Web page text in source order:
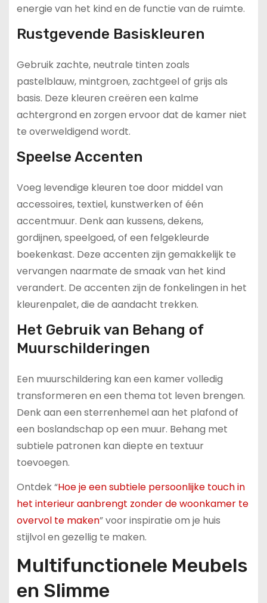
energie van het kind en de functie van de ruimte.
Rustgevende Basiskleuren
Gebruik zachte, neutrale tinten zoals
pastelblauw, mintgroen, zachtgeel of grijs als
basis. Deze kleuren creëren een kalme
achtergrond en zorgen ervoor dat de kamer niet
te overweldigend wordt.
Speelse Accenten
Voeg levendige kleuren toe door middel van
accessoires, textiel, kunstwerken of één
accentmuur. Denk aan kussens, dekens,
gordijnen, speelgoed, of een felgekleurde
boekenkast. Deze accenten zijn gemakkelijk te
vervangen naarmate de smaak van het kind
verandert. De accenten zijn de fonkelingen in het
kleurenpalet, die de aandacht trekken.
Het Gebruik van Behang of
Muurschilderingen
Een muurschildering kan een kamer volledig
transformeren en een thema tot leven brengen.
Denk aan een sterrenhemel aan het plafond of
een boslandschap op een muur. Behang met
subtiele patronen kan diepte en textuur
toevoegen.
Ontdek “Hoe je een subtiele persoonlijke touch in
het interieur aanbrengt zonder de woonkamer te
overvol te maken” voor inspiratie om je huis
stijlvol en gezellig te maken.
Multifunctionele Meubels
en Slimme